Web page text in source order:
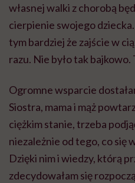
własnej walki z chorobą
cierpienie swojego
tym bardziej że zajście w
razu. Nie było tak
Ogromne wsparcie
Siostra, mama i mąż
ciężkim stanie, trzeba
niezależnie od tego, co się
Dzięki nim i wiedzy, którą
zdecydowałam się